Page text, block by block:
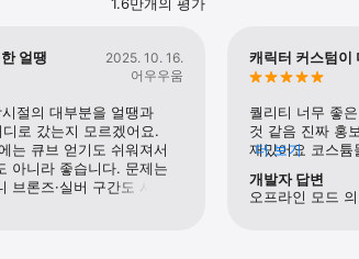
1.6만개의 평가
얼땡
2025. 10. 16.
어우우움
절의 대부분을 얼땡과
로 갔는지 모르겠어요.
는 큐브 얻기도 쉬워져서
아니라 좋습니다. 문제는
론즈·실버 구간도 사실상
캐릭터 커스텀이
퀄리티 너무 좋
것 같음 진짜 홍
재밌어요 코스튬
랭겜 돌리기도
초등학생들한테
대부분 초딩이니
더 보기
개발자 답변
오프라인 모드